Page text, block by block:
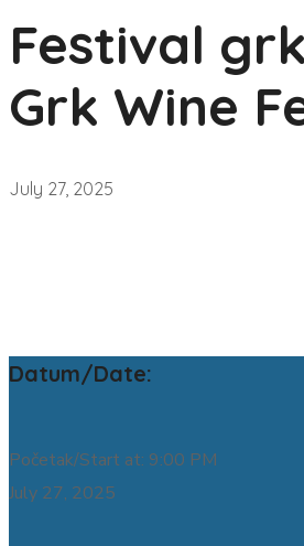
Festival
Grk Wine
July 27, 2025
Datum/Date:
Početak/Start at: 9:00 PM
July 27, 2025